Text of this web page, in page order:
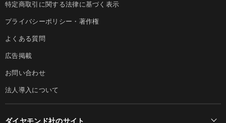
特定商取引に関する法律に基づく表示
プライバシーポリシー・著作権
よくある質問
広告掲載
お問い合わせ
法人導入について
ダイヤモンド社のサイト